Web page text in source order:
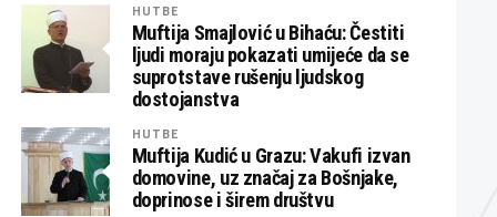
HUTBE
Muftija Smajlović u Bihaću: Čestiti
ljudi moraju pokazati umijeće da se
suprotstave rušenju ljudskog
dostojanstva
HUTBE
Muftija Kudić u Grazu: Vakufi izvan
domovine, uz značaj za Bošnjake,
doprinose i širem društvu